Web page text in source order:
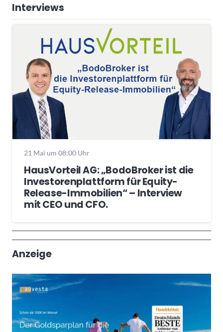
Interviews
21 Mai um 08:00 Uhr
HausVorteil AG: „BodoBroker ist die
Investorenplattform für Equity-
Release-Immobilien“ – Interview
mit CEO und CFO.
Wochenrückblick
Trendthemen
Anzeige